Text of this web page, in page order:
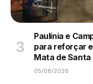
Paulínia e
para reforçar
Mata de Santa
05/08/2026